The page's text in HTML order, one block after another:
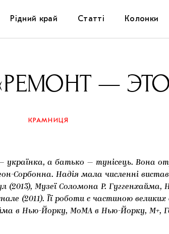
Рідний край
Самоорганізації
Колекції
Галереї
Статті
Коментарі
Книжки і журнали
Колонки
—
КРАМНИЦЯ
українка, а батько — тунісець. Вона
Надія мала численні
Музеї Соломона Р. Гуггенхайма,
(2011). Її роботи є частиною
в Нью-Йорку, MoMA в Нью-Йорку, M+,